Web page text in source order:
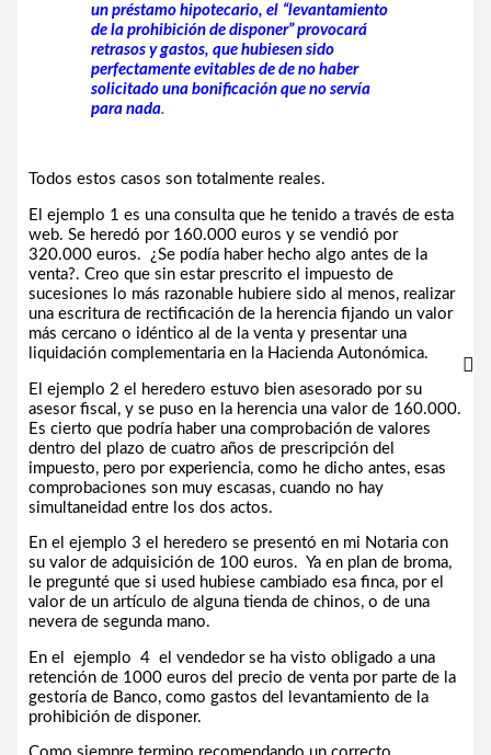
un préstamo hipotecario, el “levantamiento
de la prohibición de disponer” provocará
retrasos y gastos, que hubiesen sido
perfectamente evitables de de no haber
solicitado una bonificación que no servía
para nada.
Todos estos casos son totalmente reales.
El ejemplo 1 es una consulta que he tenido a través de esta
web. Se heredó por 160.000 euros y se vendió por
320.000 euros. ¿Se podía haber hecho algo antes de la
venta?. Creo que sin estar prescrito el impuesto de
sucesiones lo más razonable hubiere sido al menos, realizar
una escritura de rectificación de la herencia fijando un valor
más cercano o idéntico al de la venta y presentar una
liquidación complementaria en la Hacienda Autonómica.
El ejemplo 2 el heredero estuvo bien asesorado por su
asesor fiscal, y se puso en la herencia una valor de 160.000.
Es cierto que podría haber una comprobación de valores
dentro del plazo de cuatro años de prescripción del
impuesto, pero por experiencia, como he dicho antes, esas
comprobaciones son muy escasas, cuando no hay
simultaneidad entre los dos actos.
En el ejemplo 3 el heredero se presentó en mi Notaria con
su valor de adquisición de 100 euros. Ya en plan de broma,
le pregunté que si used hubiese cambiado esa finca, por el
valor de un artículo de alguna tienda de chinos, o de una
nevera de segunda mano.
En el ejemplo 4 el vendedor se ha visto obligado a una
retención de 1000 euros del precio de venta por parte de la
gestoría de Banco, como gastos del levantamiento de la
prohibición de disponer.